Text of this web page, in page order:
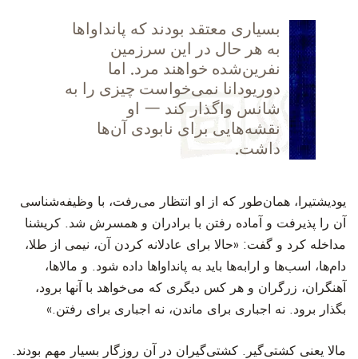
‫بسیاری معتقد بودند که پانداواها
به هر حال در این سرزمین
نفرین‌شده خواهند مرد. اما
دوریودانا نمی‌خواست چیزی را به
شانس واگذار کند — او
نقشه‌هایی برای نابودی آن‌ها
داشت.
‫یودیشتیرا، همان‌طور که از او انتظار می‌رفت، با وظیفه‌شناسی
آن را پذیرفت و آماده رفتن با برادران و همسرش شد. کریشنا
مداخله کرد و گفت: «حالا برای عادلانه کردن آن، نیمی از طلا،
دام‌ها، اسب‌ها و ارابه‌ها باید به پانداواها داده شود. و مالاها،
آهنگران، زرگران و هر کس دیگری که می‌خواهد با آنها برود،
بگذار برود. نه اجباری برای ماندن، نه اجباری برای رفتن.»
‫مالا یعنی کشتی‌گیر. کشتی‌گیران در آن روزگار بسیار مهم بودند.